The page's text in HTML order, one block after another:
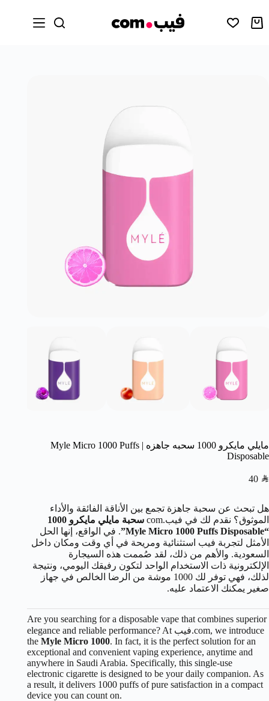
مايلي مايكرو 1000 سحبه جاهزه | Myle Micro 1000 Puffs
Disposable
40 SAR
هل تبحث عن سحبة جاهزة تجمع بين الأناقة الفائقة والأداء
الموثوق؟ نقدم لك في فيب.com
سحبة مايلي مايكرو 1000
“Myle Micro 1000 Puffs Disposable”
. في الواقع، إنها الحل
الأمثل لتجربة فيب استثنائية ومريحة في أي وقت ومكان داخل
السعودية. والأهم من ذلك، لقد صُممت هذه السيجارة
الإلكترونية ذات الاستخدام الواحد لتكون رفيقك اليومي، ونتيجة
لذلك، فهي توفر لك 1000 موشة من الرضا الخالص في جهاز
صغير يمكنك الاعتماد عليه.
Are you searching for a disposable vape that combines superior
elegance and reliable performance? At فيب.com, we introduce
the Myle Micro 1000. In fact, it is the perfect solution for an
exceptional and convenient vaping experience, anytime and
anywhere in Saudi Arabia. Specifically, this single-use
electronic cigarette is designed to be your daily companion. As
a result, it delivers 1000 puffs of pure satisfaction in a compact
device you can count on.